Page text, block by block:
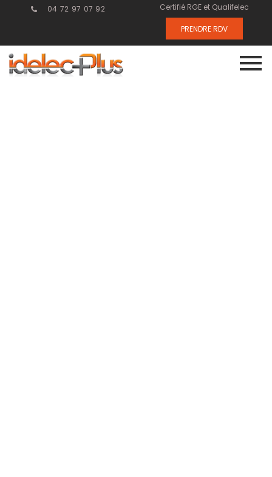
04 72 97 07 92 Certifié RGE et Qualifelec
PRENDRE RDV